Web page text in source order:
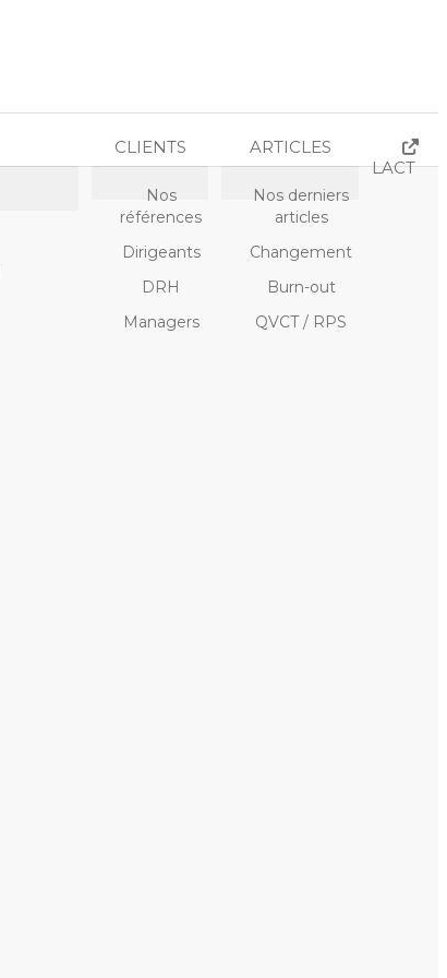
CLIENTS
Nos
références
Dirigeants
DRH
Managers
ARTICLES
Nos derniers
articles
Changement
Burn-out
QVCT / RPS
LACT